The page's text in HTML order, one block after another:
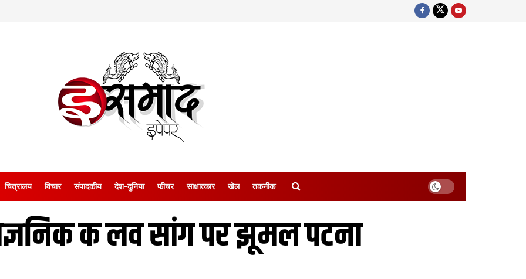
चित्रालय विचार संपादकीय देश-दुनिया फीचर साक्षात्‍कार खेल तकनीक
क लव सांग पर झूमल पटना